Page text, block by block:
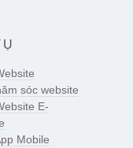
sóc website
E-
Mobile